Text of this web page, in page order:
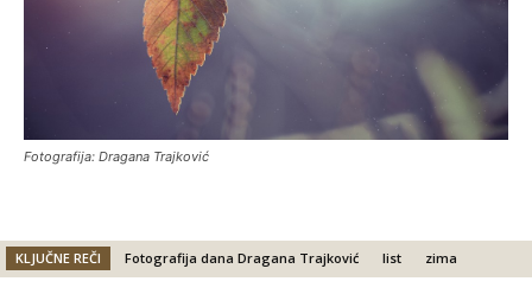
Fotografija: Dragana Trajković
KLJUČNE REČI Fotografija dana Dragana Trajković list zima